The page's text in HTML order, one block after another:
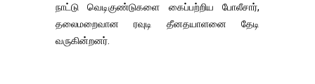
நாட்டு வெடிகுண்டுகளை கைப்பற்றிய போலீசார்,
தலைமறைவான ரவுடி தீனதயாளனை தேடி
வருகின்றனர்.